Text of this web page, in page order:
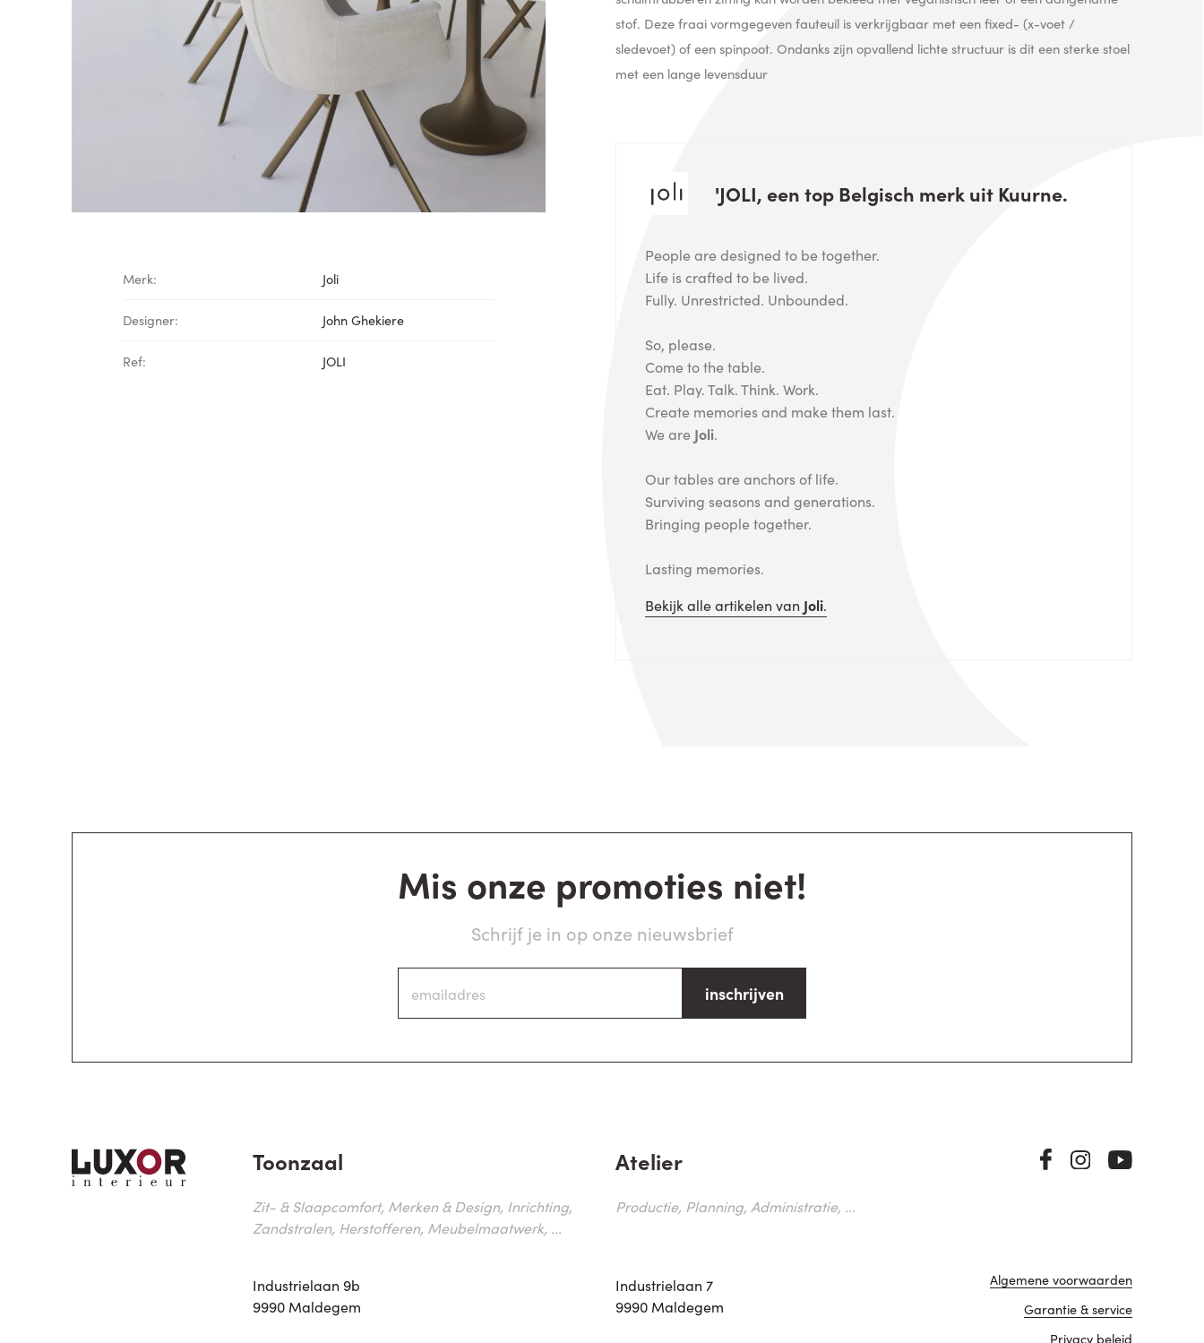
Merk: Joli
Designer: John Ghekiere
Ref: JOLI
stof. Deze fraai vormgegeven fauteuil is verkrijgbaar met een fixed- (x-voet /
sledevoet) of een spinpoot. Ondanks zijn opvallend lichte structuur is dit een sterke stoel
met een lange levensduur
'JOLI, een top Belgisch merk uit Kuurne.
People are designed to be together.
Life is crafted to be lived.
Fully. Unrestricted. Unbounded.
So, please.
Come to the table.
Eat. Play. Talk. Think. Work.
Create memories and make them last.
We are Joli.
Our tables are anchors of life.
Surviving seasons and generations.
Bringing people together.
Lasting memories.
Bekijk alle artikelen van Joli.
Mis onze promoties niet!
Schrijf je in op onze nieuwsbrief
inschrijven
Toonzaal
Zit- & Slaapcomfort, Merken & Design, Inrichting,
Zandstralen, Herstofferen, Meubelmaatwerk, ...
Industrielaan 9b
9990 Maldegem
Atelier
Productie, Planning, Administratie, ...
Industrielaan 7
9990 Maldegem
Algemene voorwaarden
Garantie & service
Privacy beleid